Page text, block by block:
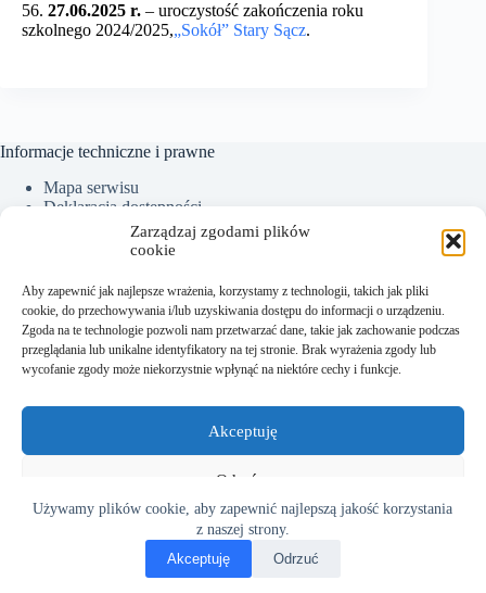
Zarządzaj zgodami plików
cookie
Aby zapewnić jak najlepsze wrażenia, korzystamy z technologii, takich jak pliki
cookie, do przechowywania i/lub uzyskiwania dostępu do informacji o urządzeniu.
Zgoda na te technologie pozwoli nam przetwarzać dane, takie jak zachowanie podczas
przeglądania lub unikalne identyfikatory na tej stronie. Brak wyrażenia zgody lub
wycofanie zgody może niekorzystnie wpłynąć na niektóre cechy i funkcje.
Akceptuję
Odmów
Zobacz preferencje
Polityka plików cookies
Używamy plików cookie, aby zapewnić najlepszą jakość korzystania
z naszej strony.
Akceptuję
Odrzuć
56. 27.06.2025 r. – uroczystość zakończenia roku
szkolnego 2024/2025,„Sokół” Stary Sącz.
Informacje techniczne i prawne
Mapa serwisu
Deklaracja dostępności
Ochrona Danych Osobowych
Polityka plików cookies (EU)
Kontakt:
Sekretariat tel.: +48 18 300 01 93
Dyrektor tel. kom.: +48 782 538 840
Szkoła Muzyczna I stopnia w Starym Sączu
Szkoła Muzyczna I stopnia w Starym